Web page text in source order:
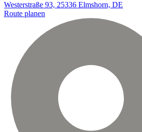
Westerstraße 93, 25336 Elmshorn, DE
Route planen